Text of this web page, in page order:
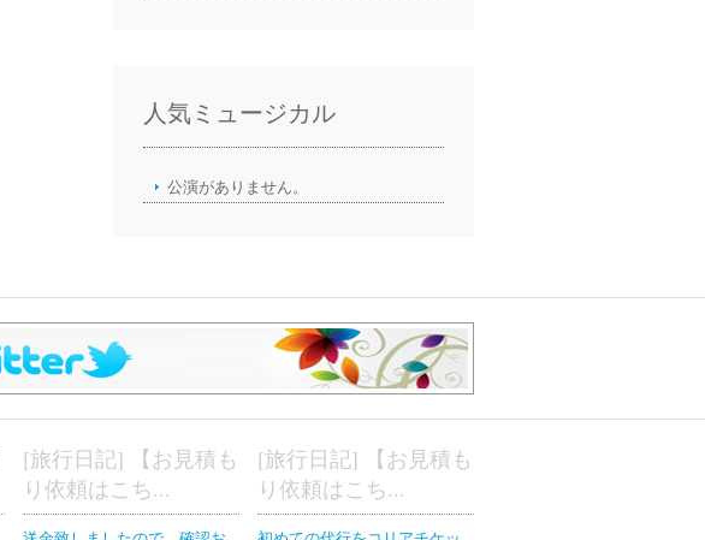
人気ミュージカル
公演がありません。
[旅行日記] 【お見積も
り依頼はこち...
[旅行日記] 【お見積も
り依頼はこち...